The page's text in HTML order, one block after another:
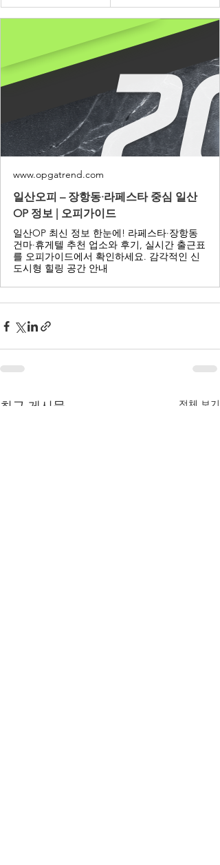
www.opgatrend.com
일산오피 – 장항동·라페스타 중심 일산
OP 정보 | 오피가이드
일산OP 최신 정보 한눈에! 라페스타·장항동
건마·휴게텔 추천 업소와 후기, 실시간 출근표
를 오피가이드에서 확인하세요. 감각적인 신
도시형 힐링 공간 안내
최근 게시물 전체 보기